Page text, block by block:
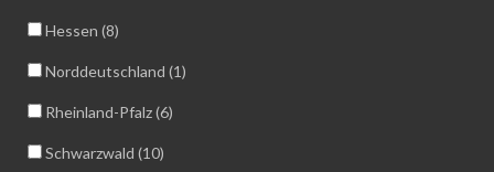
Hessen (8)
Norddeutschland (1)
Rheinland-Pfalz (6)
Schwarzwald (10)